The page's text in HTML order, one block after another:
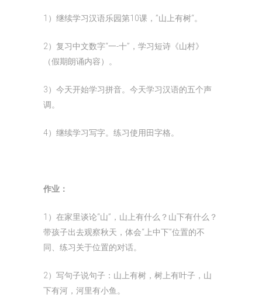
1）继续学习汉语乐园第10课，”山上有树“。
2）复习中文数字“一-十”，学习短诗《山村》
（假期朗诵内容）。
3）今天开始学习拼音。今天学习汉语的五个声
调。
4）继续学习写字。练习使用田字格。
作业：
1）在家里谈论“山”，山上有什么？山下有什么？
带孩子出去观察秋天，体会“上中下”位置的不
同、练习关于位置的对话。
2）写句子说句子：山上有树，树上有叶子，山
下有河，河里有小鱼。